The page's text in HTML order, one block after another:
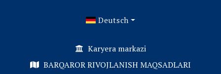
Deutsch
Karyera markazi
BARQAROR RIVOJLANISH MAQSADLARI